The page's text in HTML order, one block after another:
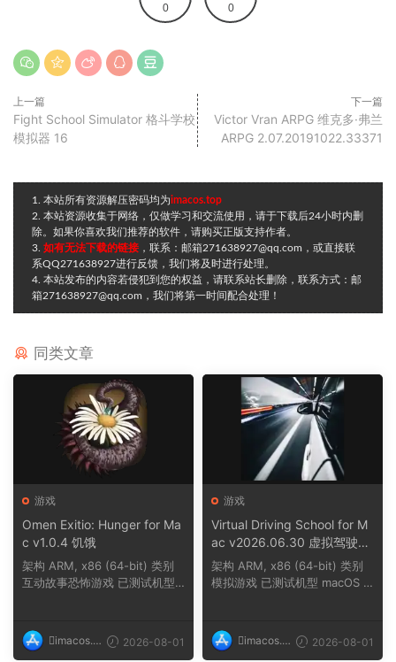
0 0
上一篇
Fight School Simulator 格斗学校
模拟器 16
下一篇
Victor Vran ARPG 维克多·弗兰
ARPG 2.07.20191022.33371
1. 本站所有资源解压密码均为imacos.top
2. 本站资源收集于网络，仅做学习和交流使用，请于下载后24小时内删
除。如果你喜欢我们推荐的软件，请购买正版支持作者。
3. 如有无法下载的链接 ，联系：邮箱271638927@qq.com，或直接联
系QQ271638927进行反馈，我们将及时进行处理。
4. 本站发布的内容若侵犯到您的权益，请联系站长删除，联系方式：邮
箱271638927@qq.com，我们将第一时间配合处理！
同类文章
游戏
Omen Exitio: Hunger for Ma
c v1.0.4 饥饿
架构 ARM, x86 (64-bit) 类别
互动故事恐怖游戏 已测试机型
imacos.t
2026-08-01
游戏
Virtual Driving School for M
ac v2026.06.30 虚拟驾驶学
校
架构 ARM, x86 (64-bit) 类别
模拟游戏 已测试机型 macOS T
imacos.t
2026-08-01